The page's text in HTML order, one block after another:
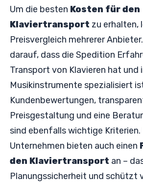
Um die besten Kosten für den
Klaviertransport zu erhalten,
Preisvergleich mehrerer
darauf, dass die Spedition
Transport von Klavieren hat und
Musikinstrumente spezialisiert
Kundenbewertungen,
Preisgestaltung und eine
sind ebenfalls wichtige Kriterien.
Unternehmen bieten auch einen
den Klaviertransport an –
Planungssicherheit und schützt